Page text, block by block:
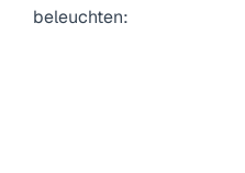
beleuchten: